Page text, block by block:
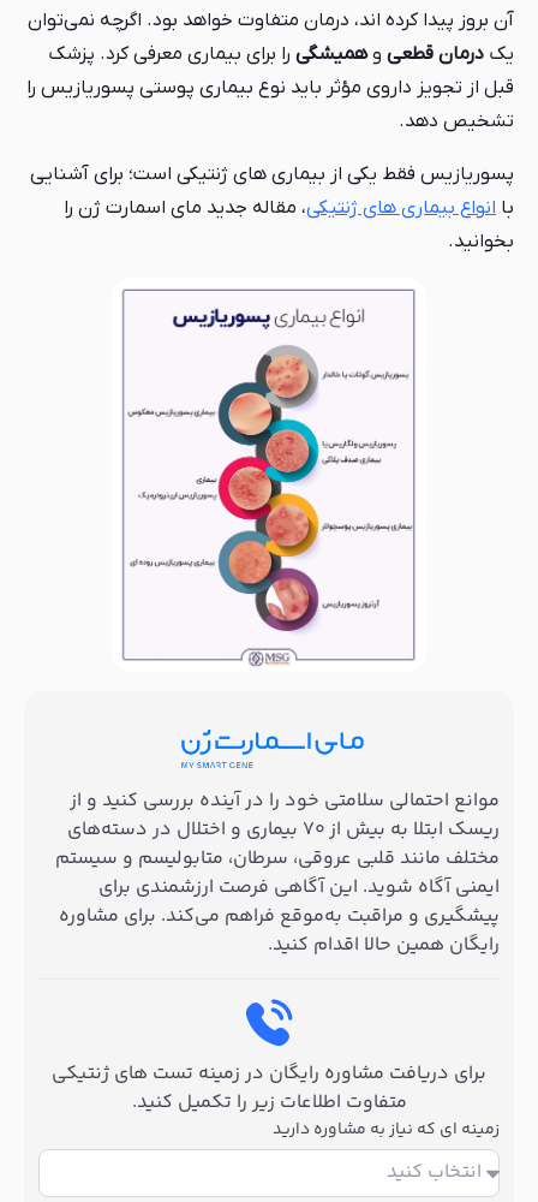
آن بروز پیدا کرده ‌اند، درمان متفاوت خواهد بود. اگرچه نمی‌توان
یک درمان قطعی وهمیشگی را برای بیماری معرفی کرد. پزشک
قبل از تجویز داروی مؤثر باید نوع بیماری پوستی پسوریازیس را
تشخیص دهد.
پسوریازیس فقط یکی از بیماری های ژنتیکی است؛ برای آشنایی
با انواع بیماری های ژنتیکی، مقاله جدید مای اسمارت ژن را
بخوانید.
موانع احتمالی سلامتی خود را در آینده بررسی کنید و از
ریسک ابتلا به بیش از ۷۰ بیماری و اختلال در دسته‌های
مختلف مانند قلبی عروقی، سرطان، متابولیسم و سیستم
ایمنی آگاه شوید. این آگاهی فرصت ارزشمندی برای
پیشگیری و مراقبت به‌موقع فراهم می‌کند. برای مشاوره
رایگان همین حالا اقدام کنید.
برای دریافت مشاوره رایگان در زمینه تست های ژنتیکی
متفاوت اطلاعات زیر را تکمیل کنید.
زمینه ای که نیاز به مشاوره دارید